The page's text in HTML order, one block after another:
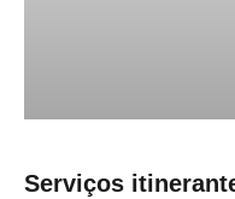
Serviços